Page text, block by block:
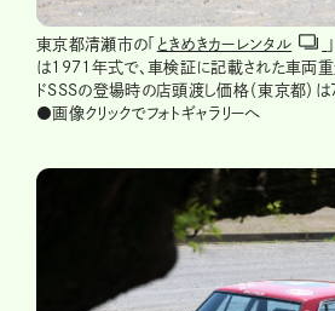
東京都清瀬市の「 ときめきカーレンタル
は1971年式で、車検証に記載された車両
ドSSSの登場時の店頭渡し価格（東京都）
●画像クリックでフォトギャラリーへ